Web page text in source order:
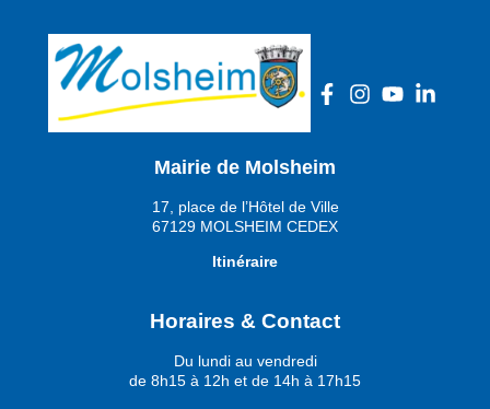
Mairie de Molsheim
17, place de l’Hôtel de Ville
67129 MOLSHEIM CEDEX
Itinéraire
Horaires & Contact
Du lundi au vendredi
de 8h15 à 12h et de 14h à 17h15